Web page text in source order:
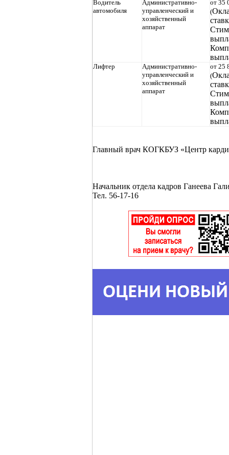
Водитель
автомобиля
Административно-
управленческий и
хозяйственный
аппарат
от 35
(
Лифтер
Административно-
управленческий и
хозяйственный
аппарат
от 25
(
Главный врач КОГКБУЗ «Центр
Начальник отдела кадров Ганеева
Тел. 56-17-16